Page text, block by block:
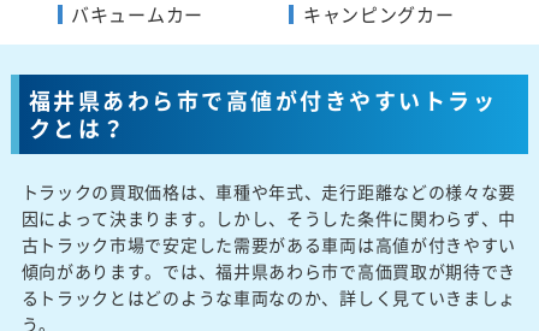
バキュームカー
キャンピングカー
福井県あわら市で高値が付きやすいトラッ
クとは？
トラックの買取価格は、車種や年式、走行距離などの様々な要
因によって決まります。しかし、そうした条件に関わらず、中
古トラック市場で安定した需要がある車両は高値が付きやすい
傾向があります。では、福井県あわら市で高価買取が期待でき
るトラックとはどのような車両なのか、詳しく見ていきましょ
う。